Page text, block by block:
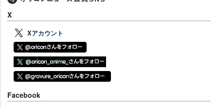
X
Xアカウント
Facebook